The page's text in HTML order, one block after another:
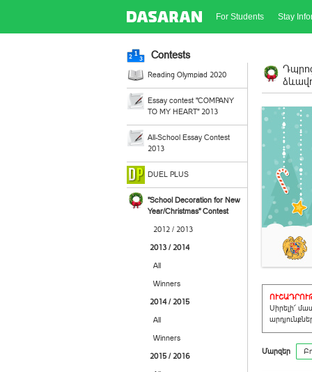
For Students Stay
Contests
Reading Olympiad 2020
Essay contest "COMPANY
TO MY HEART" 2013
All-School Essay Contest
2013
DUEL PLUS
"School Decoration for New
Year/Christmas" Contest
2012 / 2013
2013 / 2014
All
Winners
2014 / 2015
All
Winners
2015 / 2016
Սիրելի՜
Մարզեր